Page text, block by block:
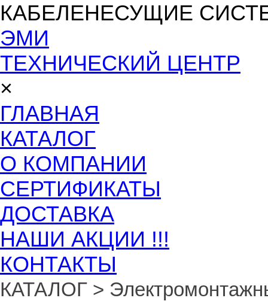
КАБЕЛЕНЕСУЩИЕ
ЭМИ
ТЕХНИЧЕСКИЙ ЦЕНТР
×
ГЛАВНАЯ
КАТАЛОГ
О КОМПАНИИ
СЕРТИФИКАТЫ
ДОСТАВКА
НАШИ АКЦИИ !!!
КОНТАКТЫ
КАТАЛОГ >